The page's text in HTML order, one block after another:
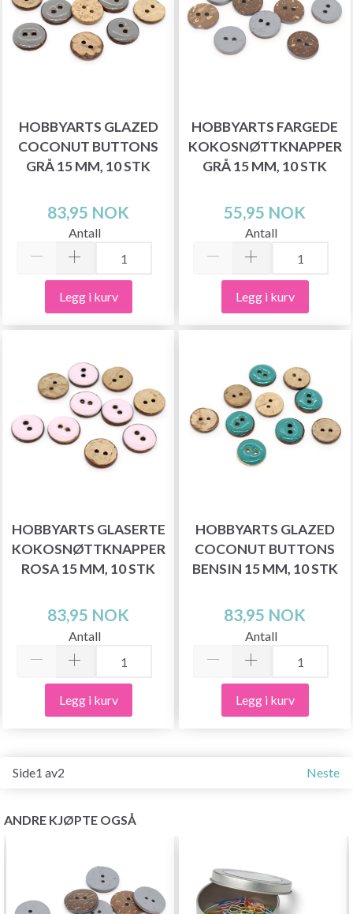
HOBBYARTS GLAZED
COCONUT BUTTONS
GRÅ 15 MM, 10 STK
83,95 NOK
Antall
Legg i kurv
HOBBYARTS FARGEDE
KOKOSNØTTKNAPPER
GRÅ 15 MM, 10 STK
55,95 NOK
Antall
Legg i kurv
HOBBYARTS GLASERTE
KOKOSNØTTKNAPPER
ROSA 15 MM, 10 STK
83,95 NOK
Antall
Legg i kurv
HOBBYARTS GLAZED
COCONUT BUTTONS
BENSIN 15 MM, 10 STK
83,95 NOK
Antall
Legg i kurv
Side1 av2 Neste
ANDRE KJØPTE OGSÅ